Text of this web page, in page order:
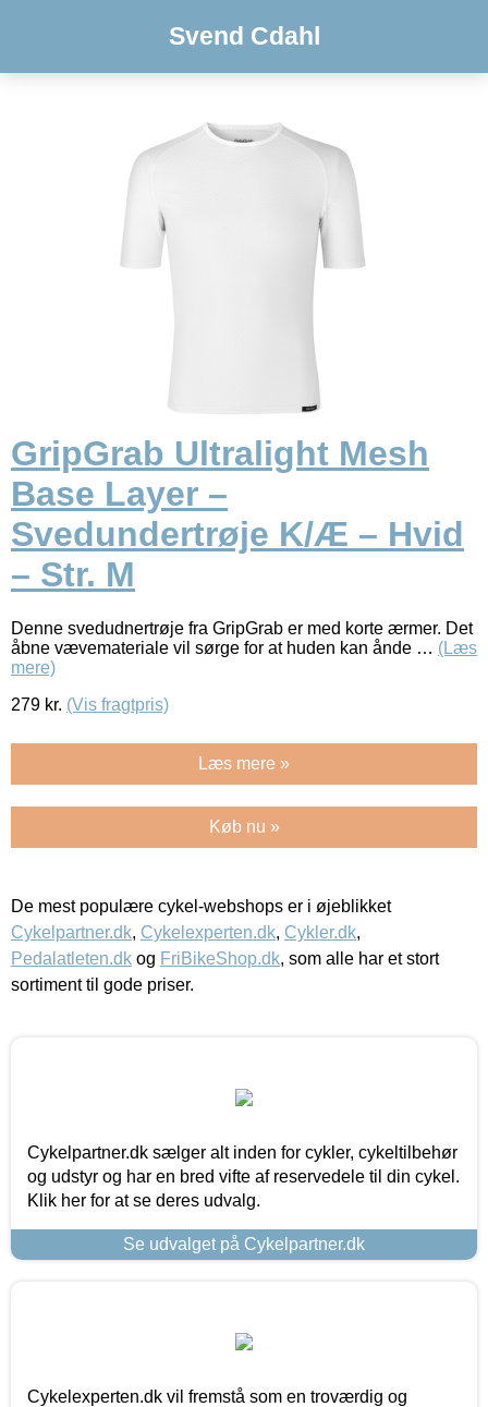
Svend Cdahl
GripGrab Ultralight Mesh
Base Layer –
Svedundertrøje K/Æ – Hvid
– Str. M
Denne svedudnertrøje fra GripGrab er med korte ærmer. Det
åbne vævemateriale vil sørge for at huden kan ånde … (Læs
mere)
279 kr. (Vis fragtpris)
Læs mere »
Køb nu »
De mest populære cykel-webshops er i øjeblikket
Cykelpartner.dk, Cykelexperten.dk, Cykler.dk,
Pedalatleten.dk og FriBikeShop.dk, som alle har et stort
sortiment til gode priser.
Cykelpartner.dk sælger alt inden for cykler, cykeltilbehør
og udstyr og har en bred vifte af reservedele til din cykel.
Klik her for at se deres udvalg.
Se udvalget på Cykelpartner.dk
Cykelexperten.dk vil fremstå som en troværdig og